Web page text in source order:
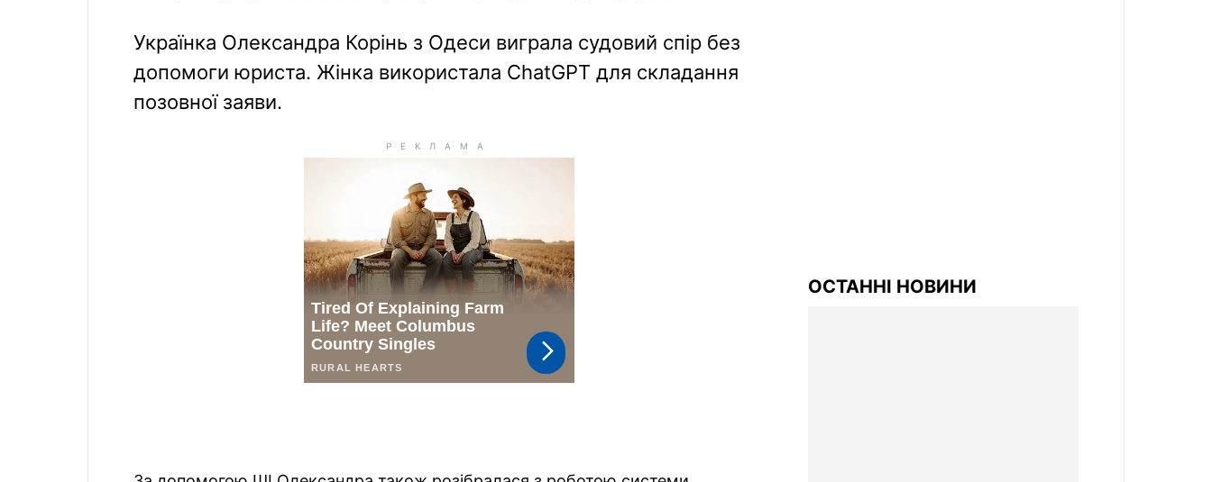
Українка Олександра Корінь з Одеси виграла судовий спір без
допомоги юриста. Жінка використала ChatGPT для складання
позовної заяви.
ОСТАННІ НОВИНИ